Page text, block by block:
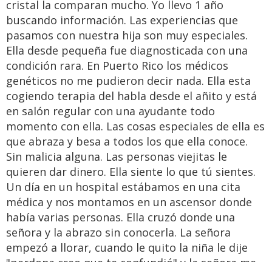
cristal la comparan mucho. Yo llevo 1 año
buscando información. Las experiencias que
pasamos con nuestra hija son muy especiales.
Ella desde pequeña fue diagnosticada con una
condición rara. En Puerto Rico los médicos
genéticos no me pudieron decir nada. Ella esta
cogiendo terapia del habla desde el añito y está
en salón regular con una ayudante todo
momento con ella. Las cosas especiales de ella es
que abraza y besa a todos los que ella conoce.
Sin malicia alguna. Las personas viejitas le
quieren dar dinero. Ella siente lo que tú sientes.
Un día en un hospital estábamos en una cita
médica y nos montamos en un ascensor donde
había varias personas. Ella cruzó donde una
señora y la abrazo sin conocerla. La señora
empezó a llorar, cuando le quito la niña le dije